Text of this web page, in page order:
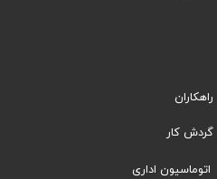
راهکاران
​​گردش کار
اتوماسیون اداری